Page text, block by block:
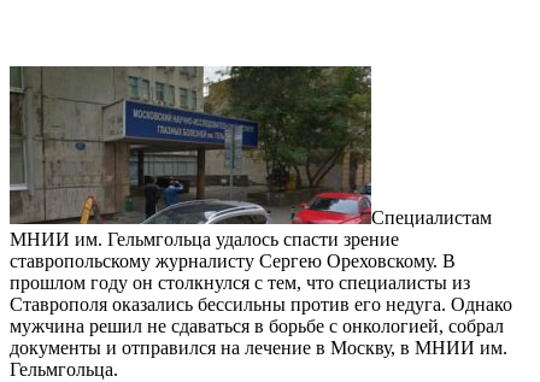
Специалистам
МНИИ им. Гельмгольца удалось спасти зрение
ставропольскому журналисту Сергею Ореховскому. В
прошлом году он столкнулся с тем, что специалисты из
Ставрополя оказались бессильны против его недуга. Однако
мужчина решил не сдаваться в борьбе с онкологией, собрал
документы и отправился на лечение в Москву, в МНИИ им.
Гельмгольца.